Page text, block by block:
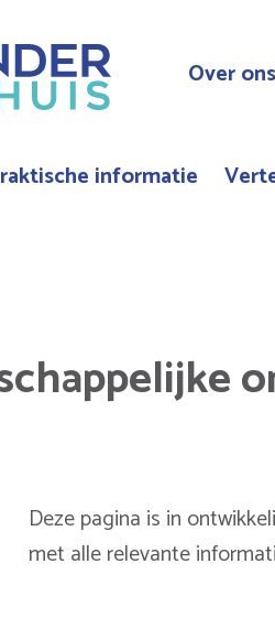
informatie
Over ons
Deze pagina is in
met alle relevante